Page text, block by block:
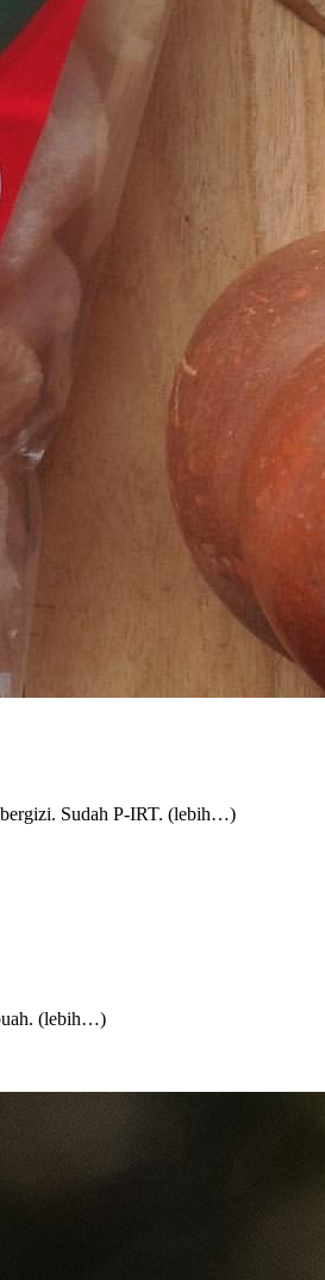
bergizi. Sudah P-IRT. (lebih…)
(lebih…)